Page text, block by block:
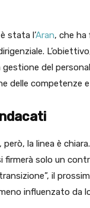
stata l’Aran, che ha
gestione del
delle competenze
la linea è
firmerà solo un
il
influenzato da